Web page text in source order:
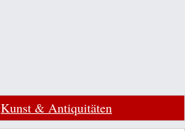
Kunst & Antiquitäten